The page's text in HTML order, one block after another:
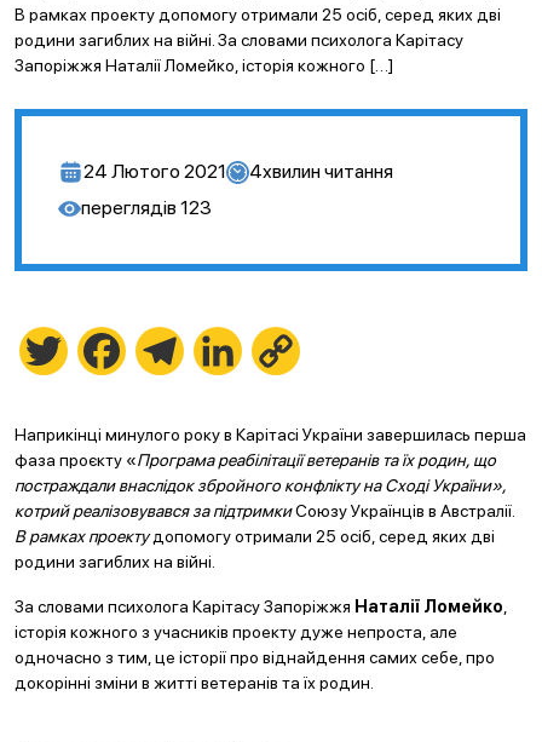
В рамках проекту допомогу отримали 25 осіб, серед яких дві
родини загиблих на війні. За словами психолога Карітасу
Запоріжжя Наталії Ломейко, історія кожного […]
24 Лютого 2021 4хвилин читання
переглядів 123
Twitter FacebookTelegramLinkedIn
Наприкінці минулого року в Карітасі України завершилась перша
фаза проєкту «Програма реабілітації ветеранів та їх родин, що
постраждали внаслідок збройного конфлікту на Сході України»,
котрий реалізовувався за підтримкиСоюзу Українців в Австралії.
В рамках проектудопомогу отримали 25 осіб, серед яких дві
родини загиблих на війні.
За словами психолога Карітасу Запоріжжя Наталії Ломейко
історія кожного з учасників проекту дуже непроста, але
одночасно з тим, це історії про віднайдення самих себе, про
докорінні зміни в житті ветеранів та їх родин.